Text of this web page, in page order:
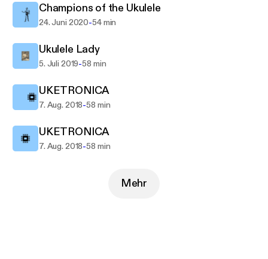
Champions of the Ukulele
24. Juni 2020-54 min
Ukulele Lady
5. Juli 2019-58 min
UKETRONICA
7. Aug. 2018-58 min
UKETRONICA
7. Aug. 2018-58 min
Mehr